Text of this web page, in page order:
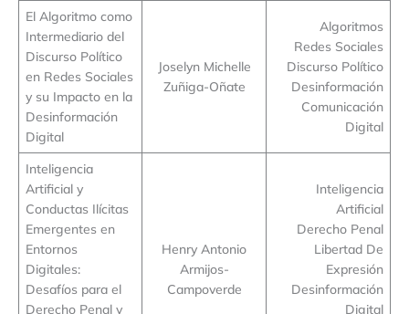
El Algoritmo como
Intermediario del
Discurso Político
en Redes Sociales
y su Impacto en la
Desinformación
Digital
Joselyn Michelle
Zuñiga-Oñate
Algoritmos
Redes Sociales
Discurso Político
Desinformación
Comunicación
Digital
Inteligencia
Artificial y
Conductas Ilícitas
Emergentes en
Entornos
Digitales:
Desafíos para el
Derecho Penal y
Henry Antonio
Armijos-
Campoverde
Inteligencia
Artificial
Derecho Penal
Libertad De
Expresión
Desinformación
Digital